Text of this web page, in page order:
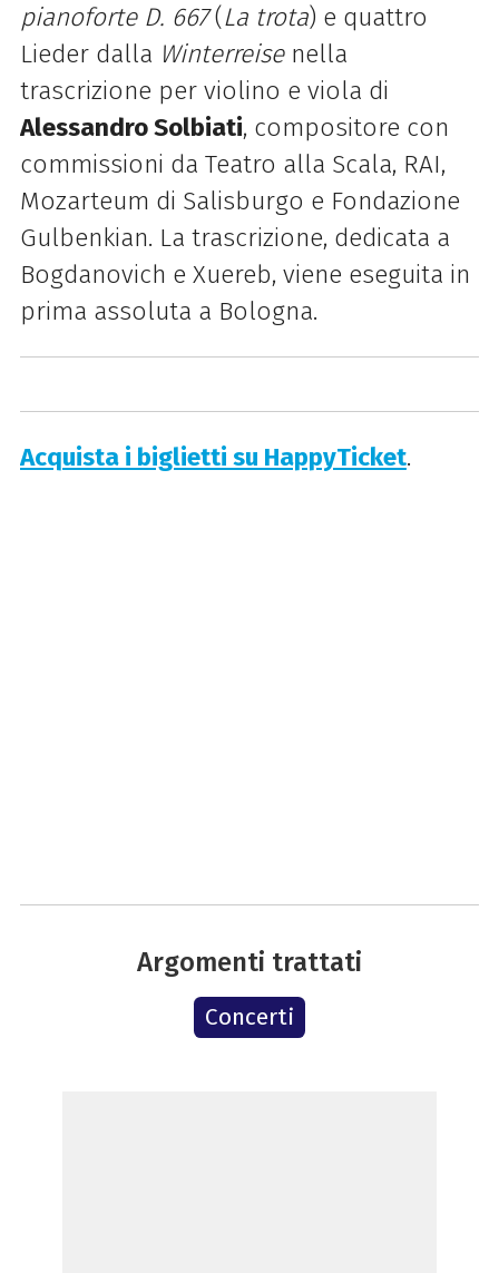
pianoforte D. 667(La trota) e quattro
Lieder dalla Winterreisenella
trascrizione per violino e viola di
Alessandro Solbiati, compositore con
commissioni da Teatro alla Scala, RAI,
Mozarteum di Salisburgo e Fondazione
Gulbenkian. La trascrizione, dedicata a
Bogdanovich e Xuereb, viene eseguita in
prima assoluta a Bologna.
Acquista i biglietti su HappyTicket.
Argomenti trattati
Concerti